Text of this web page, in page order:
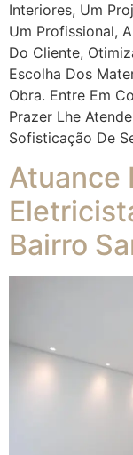
Interiores, Um
Um Profissional,
Do Cliente,
Escolha Dos
Obra. Entre Em
Prazer Lhe
Sofisticação De
Atuance
Bairro